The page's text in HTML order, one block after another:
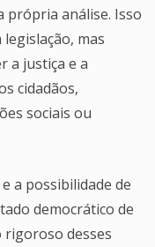
própria análise. Isso
mas
a justiça e a
cidadãos,
sociais ou
a possibilidade de
democrático de
rigoroso desses